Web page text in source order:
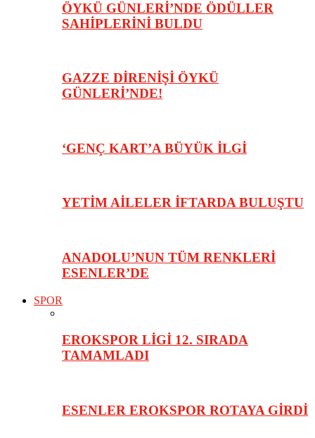
ÖYKÜ GÜNLERİ’NDE ÖDÜLLER
SAHİPLERİNİ BULDU
GAZZE DİRENİŞİ ÖYKÜ
GÜNLERİ’NDE!
‘GENÇ KART’A BÜYÜK İLGİ
YETİM AİLELER İFTARDA BULUŞTU
ANADOLU’NUN TÜM RENKLERİ
ESENLER’DE
SPOR
EROKSPOR LİGİ 12. SIRADA
TAMAMLADI
ESENLER EROKSPOR ROTAYA GİRDİ